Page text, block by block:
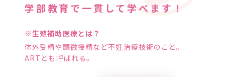
学部教育で一貫して学べます！
※生殖補助医療とは？
体外受精や顕微授精など不妊治療技術のこと。
ARTとも呼ばれる。